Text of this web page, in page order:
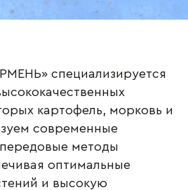
специализируется
картофель, морковь и
современные
методы
оптимальные
и высокую